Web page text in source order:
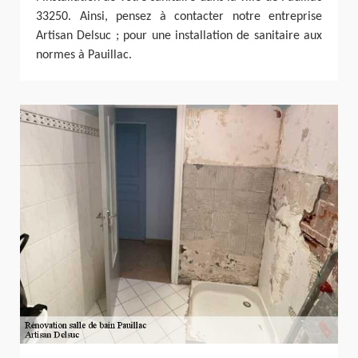
33250. Ainsi, pensez à contacter notre entreprise
Artisan Delsuc ; pour une installation de sanitaire aux
normes à Pauillac.